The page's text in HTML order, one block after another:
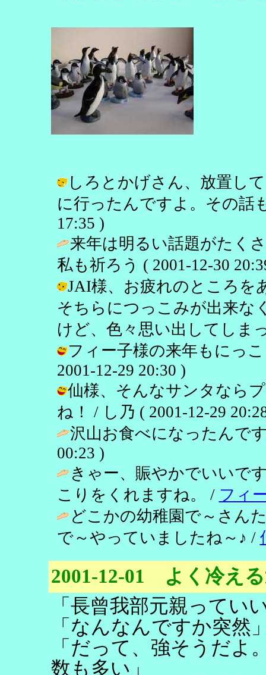
しろとかげさん、放置し
に行ったんですよ。その話
17:35 )
来年は明るい話題がたく
私も祈ろう ( 2001-12-30
JAI様、お疲れのところを
そちらにつっこみが出来な
けど、色々思い出してしま
フィー子様の来年もにっ
2001-12-29 20:30 )
仙様、そんなサンタなら
ね！ / し乃 ( 2001-12-29
沢山お食べになったんで
00:23 )
きゃー、賑やかでいいで
こりをくれますね。 / フィ
どこかの幼稚園で～さん
で～やっていましたね～♪ /
2001-12-01 よく冷え
「長曾我部元親ってい
「なんなんですか突然
「だって、強そうだ
数も多い」